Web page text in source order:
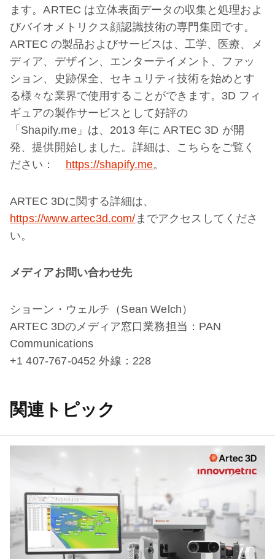
ます。ARTEC は立体表面データの収集と処理およ
びバイオメトリクス顔認識技術の専門集団です。
ARTEC の製品およびサービスは、工学、医療、メ
ディア、デザイン、エンターテイメント、ファッ
ション、史跡保全、セキュリティ技術を始めとす
る様々な業界で使用することができます。3D フィ
ギュアの製作サービスとして好評の
「Shapify.me」は、2013 年に ARTEC 3D が開
発、提供開始しました。詳細は、こちらをご覧く
ださい： https://shapify.me。
ARTEC 3Dに関する詳細は、
https://www.artec3d.com/ までアクセスしてくださ
い。
メディアお問い合わせ先
ショーン・ウェルチ（Sean Welch）
ARTEC 3Dのメディア窓口業務担当：PAN
Communications
+1 407-767-0452 外線：228
関連トピック